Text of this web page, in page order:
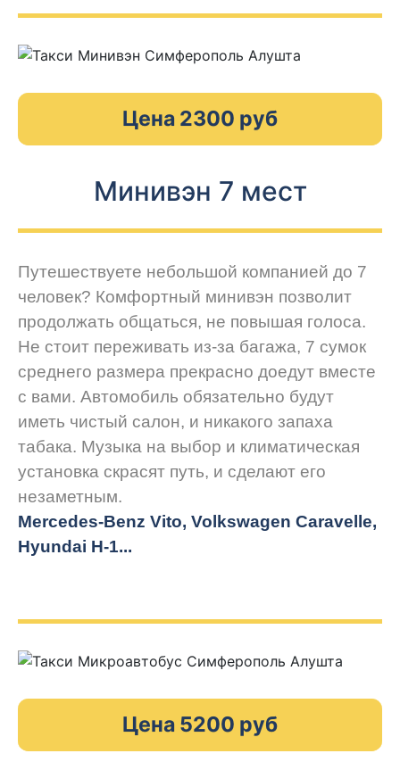
Цена 2300 руб
Минивэн 7 мест
Путешествуете небольшой компанией до 7
человек? Комфортный минивэн позволит
продолжать общаться, не повышая голоса.
Не стоит переживать из-за багажа, 7 сумок
среднего размера прекрасно доедут вместе
с вами. Автомобиль обязательно будут
иметь чистый салон, и никакого запаха
табака. Музыка на выбор и климатическая
установка скрасят путь, и сделают его
незаметным.
Mercedes-Benz Vito, Volkswagen Caravelle,
Hyundai H-1...
Цена 5200 руб